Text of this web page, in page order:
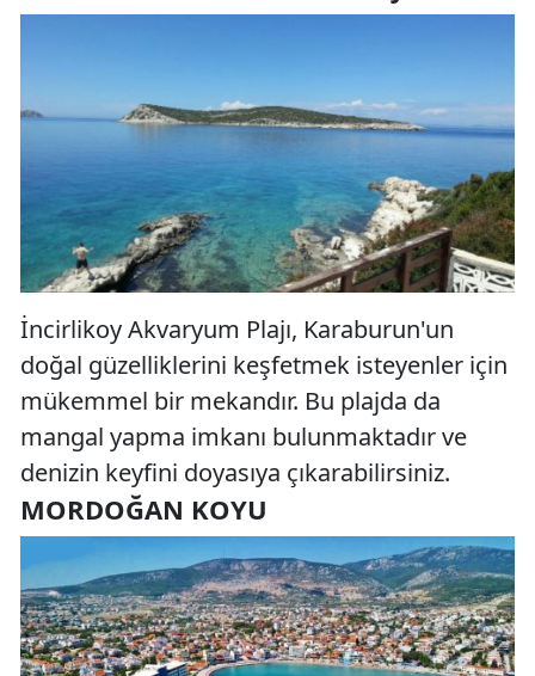
İncirlikoy Akvaryum Plajı, Karaburun'un
doğal güzelliklerini keşfetmek isteyenler için
mükemmel bir mekandır. Bu plajda da
mangal yapma imkanı bulunmaktadır ve
denizin keyfini doyasıya çıkarabilirsiniz.
MORDOĞAN KOYU